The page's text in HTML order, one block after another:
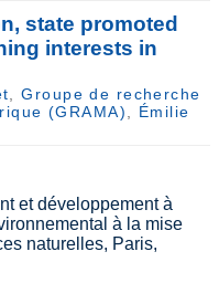
state promoted
interests in
,Groupe de recherche
(GRAMA)
Émilie
et développement à
à la mise
naturelles, Paris,